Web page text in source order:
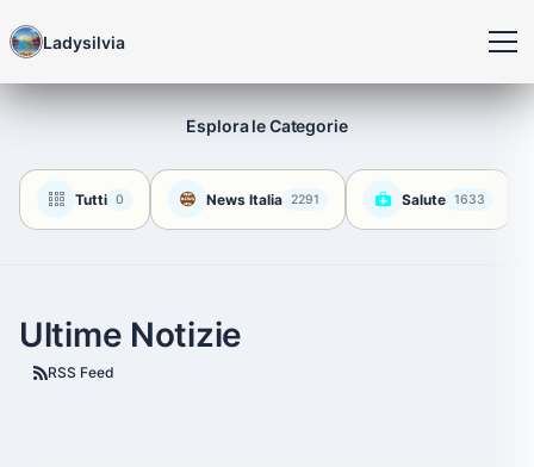
Ladysilvia
Esplora le Categorie
Tutti 0 News Italia 2291 Salute 1633
Ultime Notizie
RSS Feed